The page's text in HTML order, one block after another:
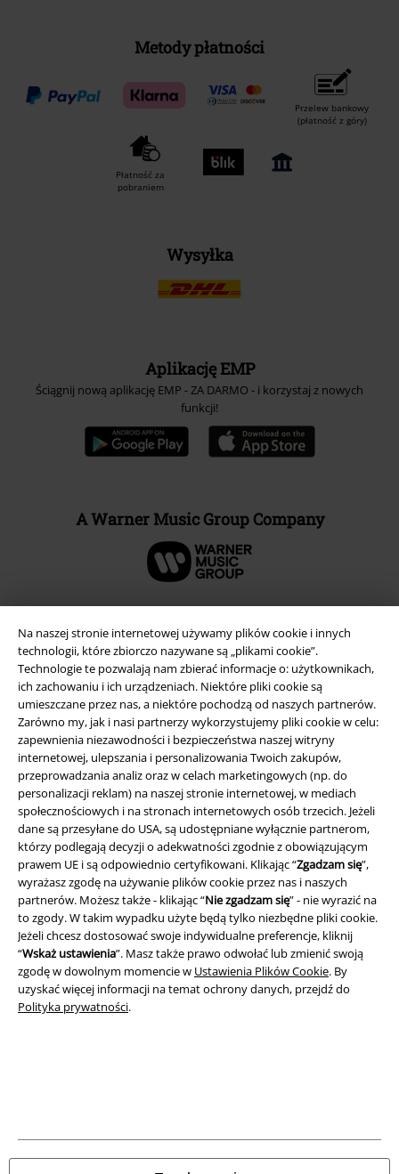
Na naszej stronie internetowej używamy plików cookie i innych
technologii, które zbiorczo nazywane są „plikami cookie”.
Technologie te pozwalają nam zbierać informacje o: użytkownikach,
ich zachowaniu i ich urządzeniach. Niektóre pliki cookie są
umieszczane przez nas, a niektóre pochodzą od naszych partnerów.
Zarówno my, jak i nasi partnerzy wykorzystujemy pliki cookie w celu:
zapewnienia niezawodności i bezpieczeństwa naszej witryny
internetowej, ulepszania i personalizowania Twoich zakupów,
przeprowadzania analiz oraz w celach marketingowych (np. do
personalizacji reklam) na naszej stronie internetowej, w mediach
społecznościowych i na stronach internetowych osób trzecich. Jeżeli
dane są przesyłane do USA, są udostępniane wyłącznie partnerom,
którzy podlegają decyzji o adekwatności zgodnie z obowiązującym
prawem UE i są odpowiednio certyfikowani. Klikając “Zgadzam się”,
wyrażasz zgodę na używanie plików cookie przez nas i naszych
partnerów. Możesz także - klikając “Nie zgadzam się” - nie wyrazić na
to zgody. W takim wypadku użyte będą tylko niezbędne pliki cookie.
Jeżeli chcesz dostosować swoje indywidualne preferencje, kliknij
“Wskaż ustawienia”. Masz także prawo odwołać lub zmienić swoją
zgodę w dowolnym momencie w Ustawienia Plików Cookie. By
uzyskać więcej informacji na temat ochrony danych, przejdź do
Polityka prywatności.
Metody płatności
Przelew bankowy
(płatność z góry)
Płatność za
pobraniem
Wysyłka
Aplikację EMP
Ściągnij nową aplikację EMP - ZA DARMO - i korzystaj z nowych
funkcji!
A Warner Music Group Company
Informacje prawne
Regulamin
Dane firmy
Polityka prywatności
Unieszkodliwianie odpadów i ochrona środowiska
Deklaracja Zgodności
Informacje dotyczące dostępności
© 1986-2026 E.M.P. Merchandising HGmbH